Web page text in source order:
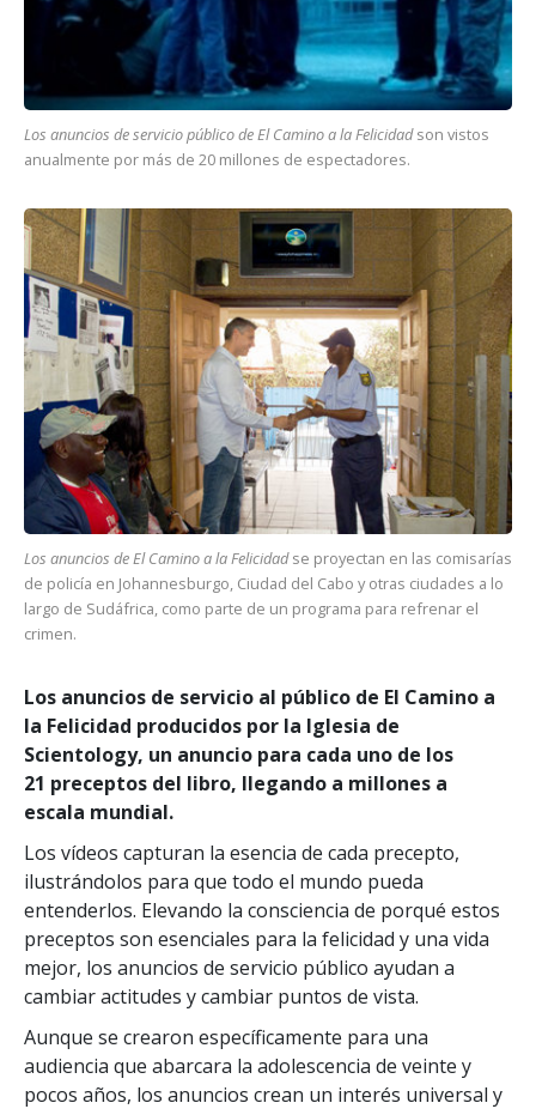
Los anuncios de servicio público de El Camino a la Felicidadson vistos
anualmente por más de 20 millones de espectadores.
Los anuncios de El Camino a la Felicidadse proyectan en las comisarías
de policía en Johannesburgo, Ciudad del Cabo y otras ciudades a lo
largo de Sudáfrica, como parte de un programa para refrenar el
crimen.
Los anuncios de servicio al público de El Camino a
la Felicidad producidos por la Iglesia de
Scientology, un anuncio para cada uno de los
21 preceptos del libro, llegando a millones a
escala mundial.
Los vídeos capturan la esencia de cada precepto,
ilustrándolos para que todo el mundo pueda
entenderlos. Elevando la consciencia de porqué estos
preceptos son esenciales para la felicidad y una vida
mejor, los anuncios de servicio público ayudan a
cambiar actitudes y cambiar puntos de vista.
Aunque se crearon específicamente para una
audiencia que abarcara la adolescencia de veinte y
pocos años, los anuncios crean un interés universal y